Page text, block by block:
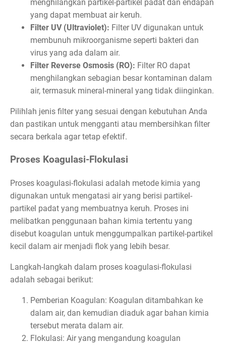
menghilangkan partikel-partikel padat dan endapan
yang dapat membuat air keruh.
Filter UV (Ultraviolet): Filter UV digunakan untuk
membunuh mikroorganisme seperti bakteri dan
virus yang ada dalam air.
Filter Reverse Osmosis (RO): Filter RO dapat
menghilangkan sebagian besar kontaminan dalam
air, termasuk mineral-mineral yang tidak diinginkan.
Pilihlah jenis filter yang sesuai dengan kebutuhan Anda
dan pastikan untuk mengganti atau membersihkan filter
secara berkala agar tetap efektif.
Proses Koagulasi-Flokulasi
Proses koagulasi-flokulasi adalah metode kimia yang
digunakan untuk mengatasi air yang berisi partikel-
partikel padat yang membuatnya keruh. Proses ini
melibatkan penggunaan bahan kimia tertentu yang
disebut koagulan untuk menggumpalkan partikel-partikel
kecil dalam air menjadi flok yang lebih besar.
Langkah-langkah dalam proses koagulasi-flokulasi
adalah sebagai berikut:
Pemberian Koagulan: Koagulan ditambahkan ke
dalam air, dan kemudian diaduk agar bahan kimia
tersebut merata dalam air.
Flokulasi: Air yang mengandung koagulan